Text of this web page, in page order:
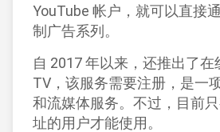
YouTube 帐户，就可以直接
制广告系列。
自 2017 年以来，还推出了在
TV，该服务需要注册，是一
和流媒体服务。不过，目前
址的用户才能使用。